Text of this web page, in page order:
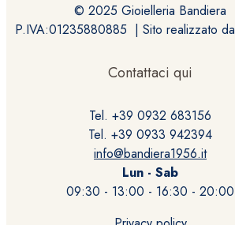
© 2025 Gioielleria Bandiera
P.IVA:01235880885 | Sito realizzato da
Contattaci qui
Tel. +39 0932 683156
Tel. +39 0933 942394
info@bandiera1956.it
Lun - Sab
09:30 - 13:00 - 16:30 - 20:00